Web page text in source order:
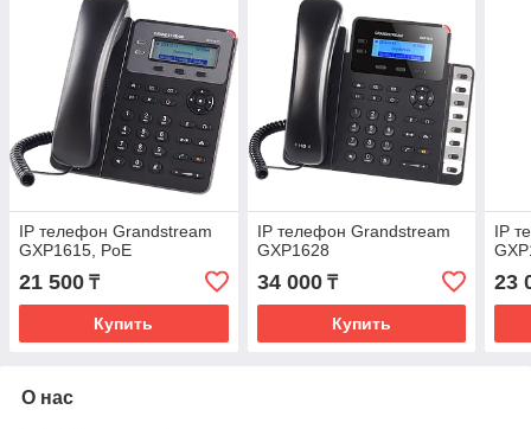
IP телефон Grandstream
GXP1615, PoE
21 500 ₸
Купить
IP телефон Grandstream
GXP1628
34 000₸
Купить
IP
23
О нас